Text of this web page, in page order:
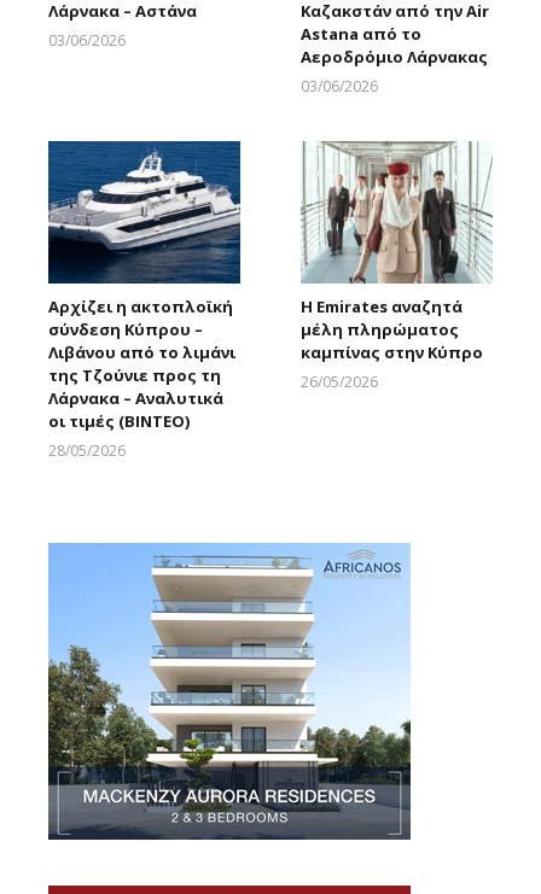
Λάρνακα – Αστάνα
03/06/2026
Καζακστάν από την Air
Astana από το
Αεροδρόμιο Λάρνακας
03/06/2026
Αρχίζει η ακτοπλοϊκή
σύνδεση Κύπρου –
Λιβάνου από το λιμάνι
της Τζούνιε προς τη
Λάρνακα – Αναλυτικά
οι τιμές (ΒΙΝΤΕΟ)
28/05/2026
Η Emirates αναζητά
μέλη πληρώματος
καμπίνας στην Κύπρο
26/05/2026